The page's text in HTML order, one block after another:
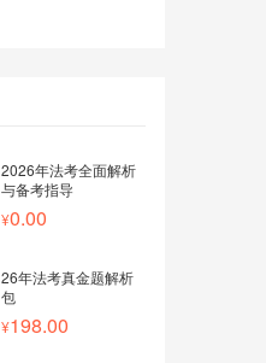
2026年法考全面解析
与备考指导
0.00
26年法考真金题解析
包
198.00